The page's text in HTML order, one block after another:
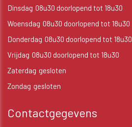
Dinsdag 08u30 doorlopend tot 18u30
Woensdag 08u30 doorlopend tot 18u30
Donderdag 08u30 doorlopend tot 18u30
Vrijdag 08u30 doorlopend tot 18u30
Zaterdag gesloten
Zondag gesloten
Contactgegevens